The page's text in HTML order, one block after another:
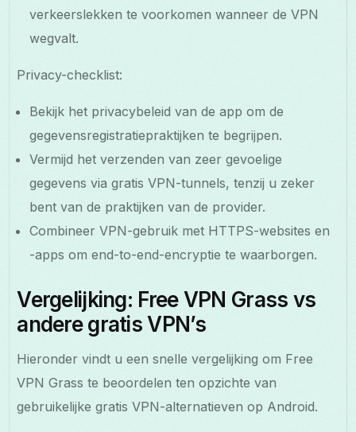
verkeerslekken te voorkomen wanneer de VPN
wegvalt.
Privacy-checklist:
Bekijk het privacybeleid van de app om de
gegevensregistratiepraktijken te begrijpen.
Vermijd het verzenden van zeer gevoelige
gegevens via gratis VPN-tunnels, tenzij u zeker
bent van de praktijken van de provider.
Combineer VPN-gebruik met HTTPS-websites en
-apps om end-to-end-encryptie te waarborgen.
Vergelijking: Free VPN Grass vs
andere gratis VPN’s
Hieronder vindt u een snelle vergelijking om Free
VPN Grass te beoordelen ten opzichte van
gebruikelijke gratis VPN-alternatieven op Android.